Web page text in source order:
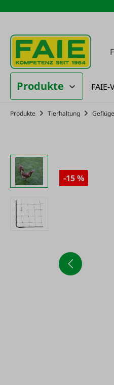
Hauptinhalt springen
Zur Suche springen
Zur Hauptnavigation
Produkte
Produkte Tierhaltung
-15 %